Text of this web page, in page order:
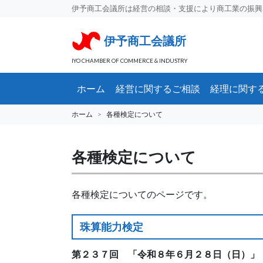
伊予商工会議所は経営の相談・支援により商工業の振
伊予商工会議所
IYO CHAMBER OF COMMERCE & INDUSTRY
ホーム 経営に関するご相談 経理に関す
ホーム 各種検定について
各種検定について
各種検定についてのページです。
珠算能力検定
第２３７回 「令和８年６月２８日（日）」